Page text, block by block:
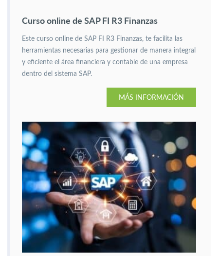
Curso online de SAP FI R3 Finanzas
Este curso online de SAP FI R3 Finanzas, te facilita las
herramientas necesarias para gestionar de manera integral
y eficiente el área financiera y contable de una empresa
dentro del sistema SAP.
MÁS INFORMACIÓN